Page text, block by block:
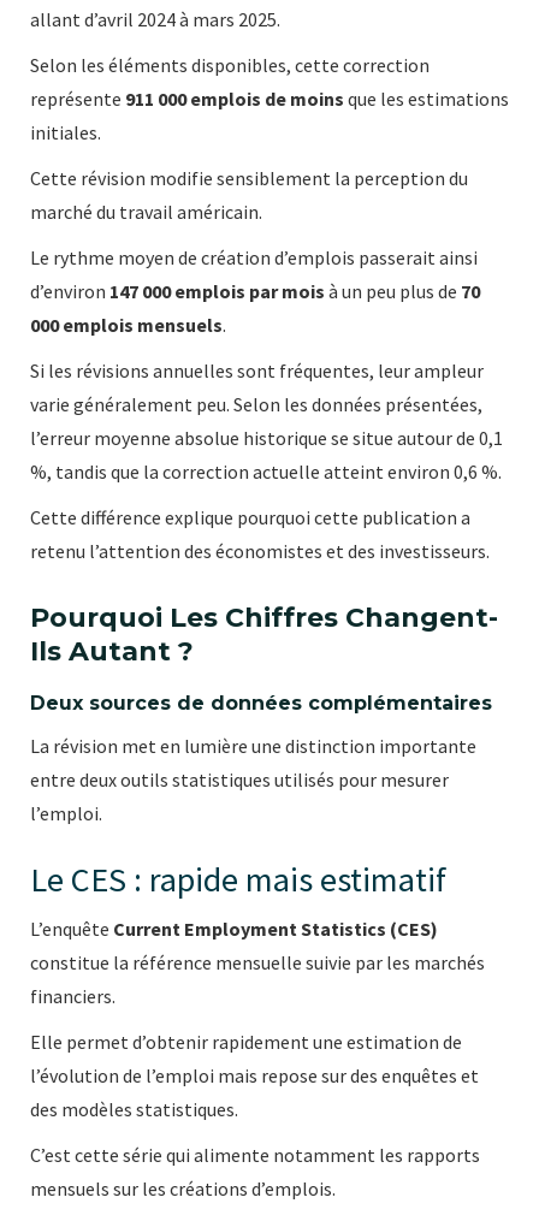
allant d’avril 2024 à mars 2025.
Selon les éléments disponibles, cette correction
représente 911 000 emplois de moins que les estimations
initiales.
Cette révision modifie sensiblement la perception du
marché du travail américain.
Le rythme moyen de création d’emplois passerait ainsi
d’environ 147 000 emplois par mois à un peu plus de 70
000 emplois mensuels.
Si les révisions annuelles sont fréquentes, leur ampleur
varie généralement peu. Selon les données présentées,
l’erreur moyenne absolue historique se situe autour de 0,1
%, tandis que la correction actuelle atteint environ 0,6 %.
Cette différence explique pourquoi cette publication a
retenu l’attention des économistes et des investisseurs.
Pourquoi Les Chiffres Changent-
Ils Autant ?
Deux sources de données complémentaires
La révision met en lumière une distinction importante
entre deux outils statistiques utilisés pour mesurer
l’emploi.
Le CES : rapide mais estimatif
L’enquête Current Employment Statistics (CES)
constitue la référence mensuelle suivie par les marchés
financiers.
Elle permet d’obtenir rapidement une estimation de
l’évolution de l’emploi mais repose sur des enquêtes et
des modèles statistiques.
C’est cette série qui alimente notamment les rapports
mensuels sur les créations d’emplois.